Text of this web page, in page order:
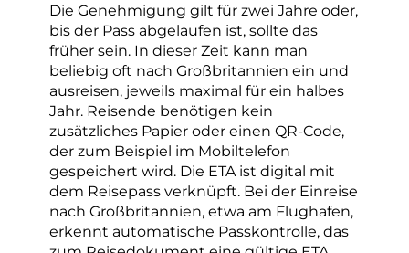
Die Genehmigung gilt für zwei Jahre oder,
bis der Pass abgelaufen ist, sollte das
früher sein. In dieser Zeit kann man
beliebig oft nach Großbritannien ein und
ausreisen, jeweils maximal für ein halbes
Jahr. Reisende benötigen kein
zusätzliches Papier oder einen QR-Code,
der zum Beispiel im Mobiltelefon
gespeichert wird. Die ETA ist digital mit
dem Reisepass verknüpft. Bei der Einreise
nach Großbritannien, etwa am Flughafen,
erkennt automatische Passkontrolle, das